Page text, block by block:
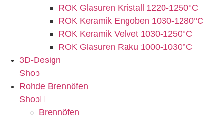
ROK Glasuren Kristall 1220-1250°C
ROK Keramik Engoben 1030-1280°C
ROK Keramik Velvet 1030-1250°C
ROK Glasuren Raku 1000-1030°C
3D-Design
Shop
Rohde Brennöfen
Shop
Brennöfen